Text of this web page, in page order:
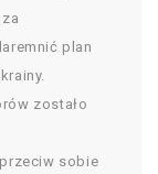
plan
zostało
sobie